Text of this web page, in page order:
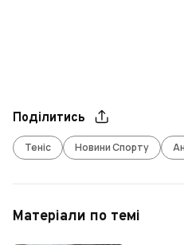
Поділитись
Теніс Новини Спорту
Матеріали по темі